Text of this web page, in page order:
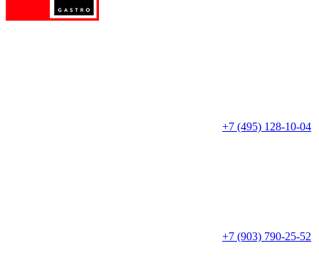
+7 (495) 128-10-04
+7 (903) 790-25-52